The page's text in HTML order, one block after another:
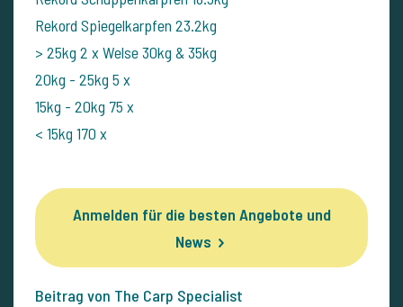
Rekord Spiegelkarpfen 23.2kg
> 25kg 2 x Welse 30kg & 35kg
20kg - 25kg 5 x
15kg - 20kg 75 x
< 15kg 170 x
Anmelden für die besten Angebote und
News
Beitrag von The Carp Specialist